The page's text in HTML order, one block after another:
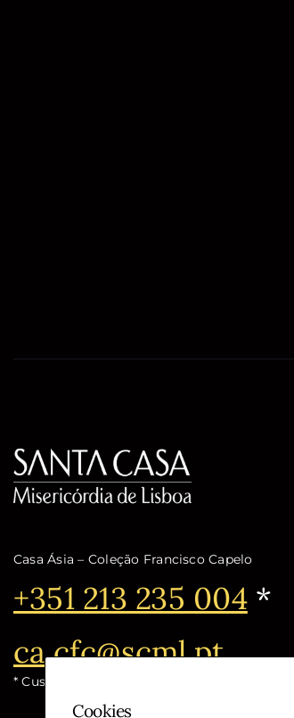
Casa Ásia – Coleção Francisco Capelo
Telefone:
+351 213 235 004*
Email:
ca.cfc@scml.pt
* Custo de chamada para a rede fixa nacional
Cookies